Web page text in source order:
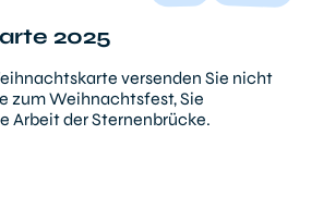
2025
versenden Sie nicht
zum Weihnachtsfest, Sie
Arbeit der Sternenbrücke.